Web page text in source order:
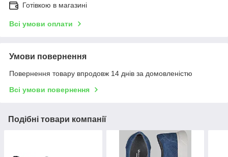
Готівкою в магазині
Всі умови оплати
Умови повернення
Повернення товару впродовж 14 днів за домовленістю
Всі умови повернення
Подібні товари компанії